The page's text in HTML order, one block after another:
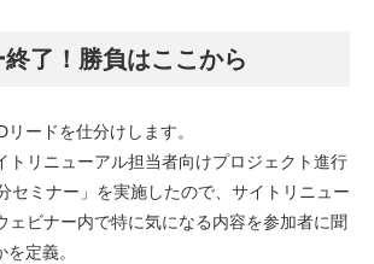
了！勝負はここから
ードを仕分けします。
トリニューアル担当者向けプロジェクト進行
セミナー」を実施したので、サイトリニュー
ェビナー内で特に気になる内容を参加者に聞
定義。